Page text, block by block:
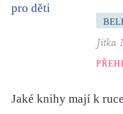
mystika, magie
náboženství, víra
nemoc, zdraví,
Jitka
Jaké knihy mají k